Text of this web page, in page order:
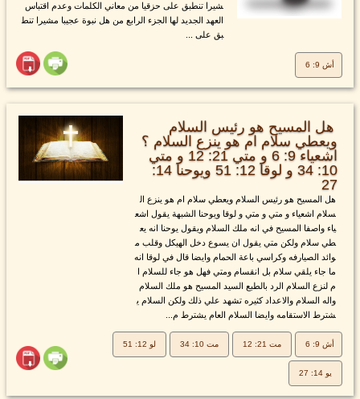
شيرا تنطبق على حزقيا من معاني الكلمات وعدم اقتباس
العهد الجديد لها الجزء الرابع من هل نبوة عجيبا مشيرا تنط
بق على ...
أش 9: 6
هل المسيح هو رئيس السلام
ويعطي سلام ام هو ينزع السلام ؟
اشعياء 9: 6 و متي 21: 12 و متي
10: 34 و لوقا 12: 51 ويوحنا 14:
27
هل المسيح هو رئيس السلام ويعطي سلام ام هو ينزع ال
سلام اشعياء و متي و متي و لوقا ويوحنا الشبهة يقول اشع
ياء واصفا المسيح في انه ملك السلام ويقول يوحنا انه يع
طي سلام ولكن متي يقول ان يسوع دخل الهيكل وقلب م
وائد الصيارفه وكراسي باعة الحمام وايضا قال في لوقا انه
ما جاء يلقي سلام بل انقسام ومتي فهل هو جاء للسلام ا
م لنزع السلام الرد بالطبع السيد المسيح هو ملك السلام
واله السلام والاعداد كثيره تشهد علي ذلك ولكن السلام ي
شترط الاستقامه وايضا السلام العام يشترط م...
أش 9: 6 مت 21: 12 مت 10: 34 لو 12: 51
يو 14: 27